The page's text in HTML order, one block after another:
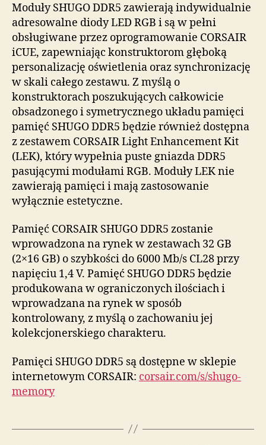
Moduły SHUGO DDR5 zawierają indywidualnie
adresowalne diody LED RGB i są w pełni
obsługiwane przez oprogramowanie CORSAIR
iCUE, zapewniając konstruktorom głęboką
personalizację oświetlenia oraz synchronizację
w skali całego zestawu. Z myślą o
konstruktorach poszukujących całkowicie
obsadzonego i symetrycznego układu pamięci
pamięć SHUGO DDR5 będzie również dostępna
z zestawem CORSAIR Light Enhancement Kit
(LEK), który wypełnia puste gniazda DDR5
pasującymi modułami RGB. Moduły LEK nie
zawierają pamięci i mają zastosowanie
wyłącznie estetyczne.
Pamięć CORSAIR SHUGO DDR5 zostanie
wprowadzona na rynek w zestawach 32 GB
(2×16 GB) o szybkości do 6000 Mb/s CL28 przy
napięciu 1,4 V. Pamięć SHUGO DDR5 będzie
produkowana w ograniczonych ilościach i
wprowadzana na rynek w sposób
kontrolowany, z myślą o zachowaniu jej
kolekcjonerskiego charakteru.
Pamięci SHUGO DDR5 są dostępne w sklepie
internetowym CORSAIR: corsair.com/s/shugo-
memory